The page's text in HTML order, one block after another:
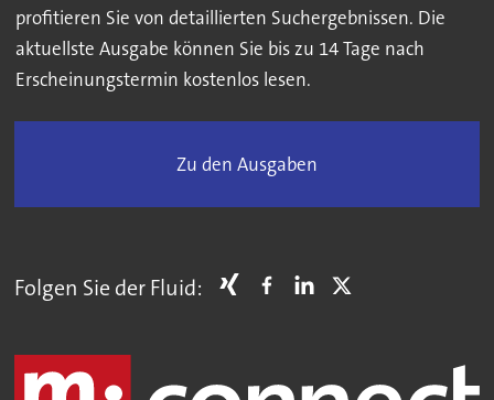
profitieren Sie von detaillierten Suchergebnissen. Die
aktuellste Ausgabe können Sie bis zu 14 Tage nach
Erscheinungstermin kostenlos lesen.
Zu den Ausgaben
Folgen Sie der Fluid: